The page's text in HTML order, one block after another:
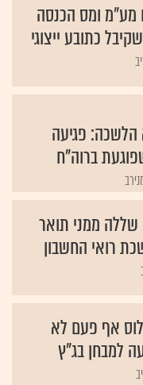
מע"מ ומס הכנסה
פגיעה
ברוה"ח
שללה ממני תואר
רואי החשבון
אף פעם לא
למבחן בג"ץ